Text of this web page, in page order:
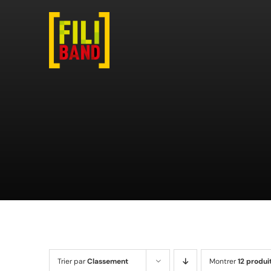
Trier parClassement Montrer12